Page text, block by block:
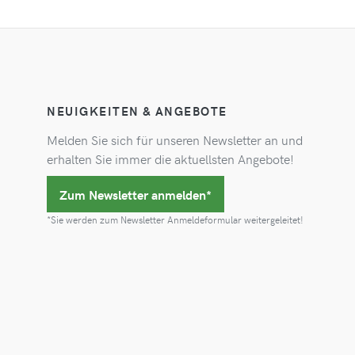
NEUIGKEITEN & ANGEBOTE
Melden Sie sich für unseren Newsletter an und
erhalten Sie immer die aktuellsten Angebote!
Zum Newsletter anmelden*
*Sie werden zum Newsletter Anmeldeformular weitergeleitet!